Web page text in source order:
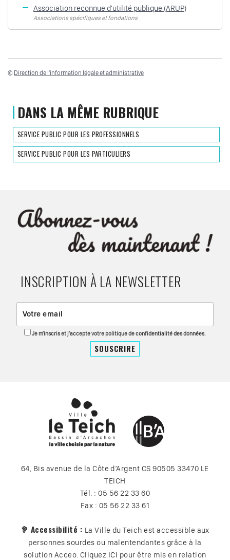
Association reconnue d'utilité publique (ARUP)
Associations spécifiques et fondations
© Direction de l'information légale et administrative
DANS LA MÊME RUBRIQUE
SERVICE PUBLIC POUR LES PROFESSIONNELS
SERVICE PUBLIC POUR LES PARTICULIERS
INSCRIPTION À LA NEWSLETTER
Je m'inscris et j'accepte votre politique de confidentialité des données.
64, Bis avenue de la Côte d’Argent CS 90505 33470 LE
TEICH
Tél. : 05 56 22 33 60
Fax : 05 56 22 33 61
🦻 Accessibilité : La Ville du Teich est accessible aux
personnes sourdes ou malentendantes grâce à la
solution Acceo. Cliquez ICI pour être mis en relation